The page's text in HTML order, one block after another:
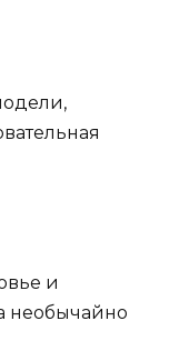
и
необычайно